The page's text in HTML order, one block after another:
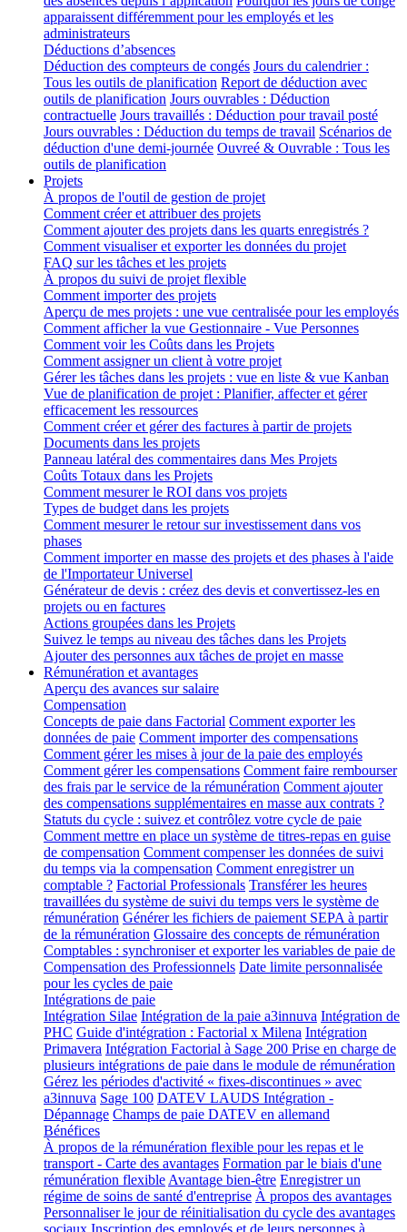
apparaissent différemment pour les employés et les
administrateurs
Déductions d’absences
Déduction des compteurs de congés Jours du calendrier :
Tous les outils de planification Report de déduction avec
outils de planification Jours ouvrables : Déduction
contractuelle Jours travaillés : Déduction pour travail posté
Jours ouvrables : Déduction du temps de travail Scénarios de
déduction d'une demi-journée Ouvreé & Ouvrable : Tous les
outils de planification
Projets
À propos de l'outil de gestion de projet
Comment créer et attribuer des projets
Comment ajouter des projets dans les quarts enregistrés ?
Comment visualiser et exporter les données du projet
FAQ sur les tâches et les projets
À propos du suivi de projet flexible
Comment importer des projets
Aperçu de mes projets : une vue centralisée pour les employés
Comment afficher la vue Gestionnaire - Vue Personnes
Comment voir les Coûts dans les Projets
Comment assigner un client à votre projet
Gérer les tâches dans les projets : vue en liste & vue Kanban
Vue de planification de projet : Planifier, affecter et gérer
efficacement les ressources
Comment créer et gérer des factures à partir de projets
Documents dans les projets
Panneau latéral des commentaires dans Mes Projets
Coûts Totaux dans les Projets
Comment mesurer le ROI dans vos projets
Types de budget dans les projets
Comment mesurer le retour sur investissement dans vos
phases
Comment importer en masse des projets et des phases à l'aide
de l'Importateur Universel
Générateur de devis : créez des devis et convertissez-les en
projets ou en factures
Actions groupées dans les Projets
Suivez le temps au niveau des tâches dans les Projets
Ajouter des personnes aux tâches de projet en masse
Rémunération et avantages
Aperçu des avances sur salaire
Compensation
Concepts de paie dans Factorial Comment exporter les
données de paie Comment importer des compensations
Comment gérer les mises à jour de la paie des employés
Comment gérer les compensations Comment faire rembourser
des frais par le service de la rémunération Comment ajouter
des compensations supplémentaires en masse aux contrats ?
Statuts du cycle : suivez et contrôlez votre cycle de paie
Comment mettre en place un système de titres-repas en guise
de compensation Comment compenser les données de suivi
du temps via la compensation Comment enregistrer un
comptable ? Factorial Professionals Transférer les heures
travaillées du système de suivi du temps vers le système de
rémunération Générer les fichiers de paiement SEPA à partir
de la rémunération Glossaire des concepts de rémunération
Comptables : synchroniser et exporter les variables de paie de
Compensation des Professionnels Date limite personnalisée
pour les cycles de paie
Intégrations de paie
Intégration Silae Intégration de la paie a3innuva Intégration de
PHC Guide d'intégration : Factorial x Milena Intégration
Primavera Intégration Factorial à Sage 200 Prise en charge de
plusieurs intégrations de paie dans le module de rémunération
Gérez les périodes d'activité « fixes-discontinues » avec
a3innuva Sage 100 DATEV LAUDS Intégration -
Dépannage Champs de paie DATEV en allemand
Bénéfices
À propos de la rémunération flexible pour les repas et le
transport - Carte des avantages Formation par le biais d'une
rémunération flexible Avantage bien-être Enregistrer un
régime de soins de santé d'entreprise À propos des avantages
Personnaliser le jour de réinitialisation du cycle des avantages
sociaux Inscription des employés et de leurs personnes à